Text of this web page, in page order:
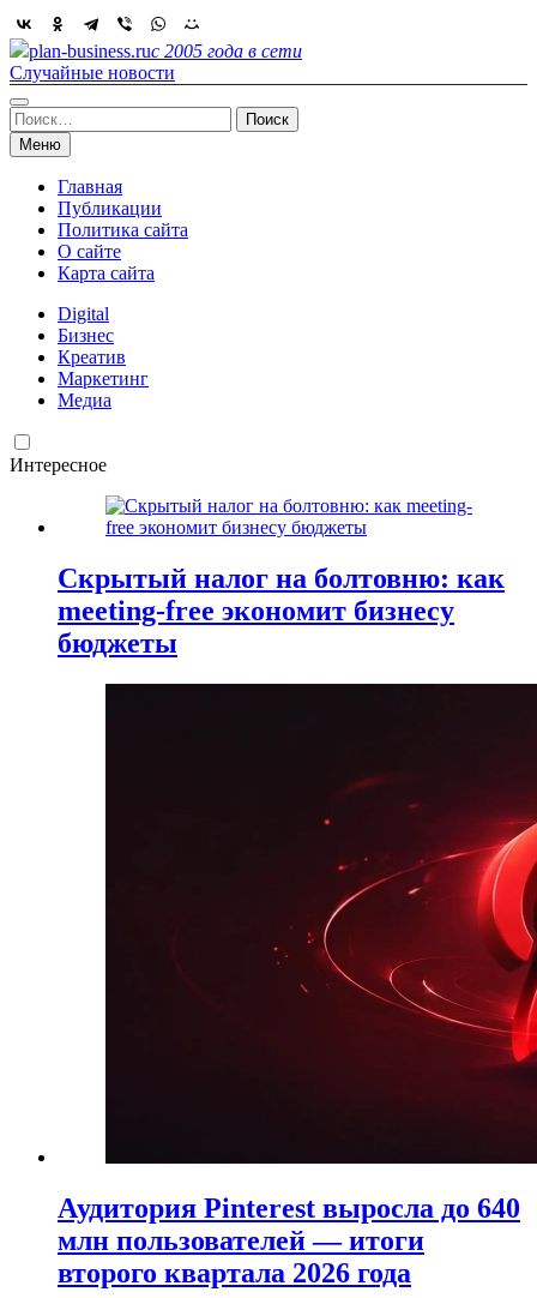
Skip
to
content
plan-business.ruс 2005 года в сети
Случайные новости
Найти:
Меню
Главная
Публикации
Политика сайта
О сайте
Карта сайта
Digital
Бизнес
Креатив
Маркетинг
Медиа
Интересное
Скрытый налог на болтовню: как
meeting-free экономит бизнесу
бюджеты
Аудитория Pinterest выросла до 640
млн пользователей — итоги
второго квартала 2026 года